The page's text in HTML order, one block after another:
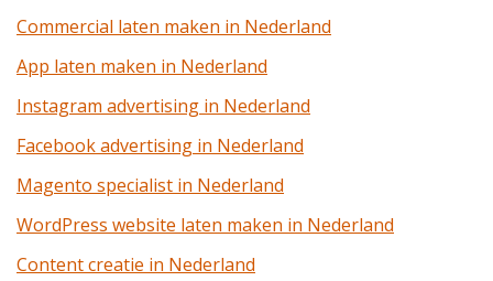
Commercial laten maken in Nederland
App laten maken in Nederland
Instagram advertising in Nederland
Facebook advertising in Nederland
Magento specialist in Nederland
WordPress website laten maken in Nederland
Content creatie in Nederland